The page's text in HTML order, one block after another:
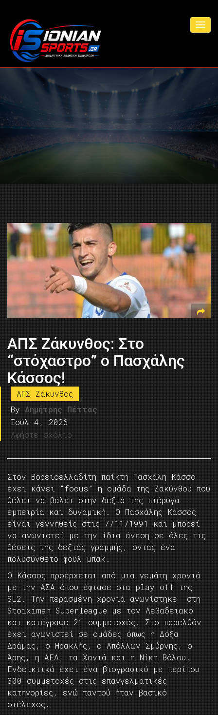
ΑΠΣ Ζάκυνθος: Στο
“στόχαστρο” ο Πασχάλης
Κάσσος!
ΑΠΣ Ζάκυνθος
By Δημήτρης Πέττας
Ιούλ 4, 2026
Αφήστε σχόλιο
Στον Βορειοελλαδίτη παίκτη Πασχάλη Κάσσο
έχει κάνει “focus” η ομάδα της Ζακύνθου που
θέλει να βάλει στην δεξιά της πτέρυγα
εμπειρία και δυναμική. Ο Πασχάλης Κάσσος
είναι γεννηθείς στις 7/11/1991 και μπορεί
να αγωνιστεί με την ίδια άνεση σε όλες τις
θέσεις της δεξιάς γραμμής, όντας ένα
πολυσύνθετο φουλ μπακ.
Ο Κάσσος προέρχεται από μια γεμάτη χρονιά
με την ΑΣΑ όπου έφτασε στα play off της
SL2. Την περασμένη χρονιά αγωνίστηκε στη
Stoiximan Superleague με τον Λεβαδειακό
και κατέγραψε 21 συμμετοχές. Στο παρελθόν
έχει αγωνιστεί σε ομάδες όπως η Δόξα
Δράμας, ο Ηρακλής, ο Απόλλων Σμύρνης, ο
Άρης, η ΑΕΛ, τα Χανιά και η Νίκη Βόλου.
Ενδεικτικά έχει ένα βιογραφικό με περίπου
300 συμμετοχές στις επαγγελματικές
κατηγορίες, ενώ παντού ήταν βασικό
στέλεχος.